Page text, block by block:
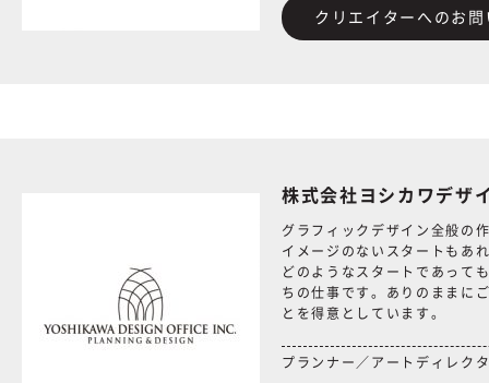
クリエイターへのお
株式会社ヨシカワデザ
グラフィックデザイン全般の
イメージのないスタートもあ
どのようなスタートであって
ちの仕事です。ありのままに
とを得意としています。
プランナー／アートディレク